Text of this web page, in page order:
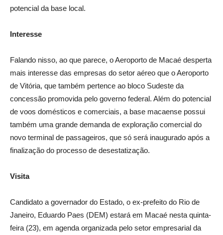
potencial da base local.
Interesse
Falando nisso, ao que parece, o Aeroporto de Macaé desperta
mais interesse das empresas do setor aéreo que o Aeroporto
de Vitória, que também pertence ao bloco Sudeste da
concessão promovida pelo governo federal. Além do potencial
de voos domésticos e comerciais, a base macaense possui
também uma grande demanda de exploração comercial do
novo terminal de passageiros, que só será inaugurado após a
finalização do processo de desestatização.
Visita
Candidato a governador do Estado, o ex-prefeito do Rio de
Janeiro, Eduardo Paes (DEM) estará em Macaé nesta quinta-
feira (23), em agenda organizada pelo setor empresarial da